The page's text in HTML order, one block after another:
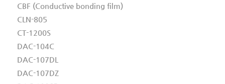
CBF (Conductive bonding film)
CLN-805
CT-1200S
DAC-104C
DAC-107DL
DAC-107DZ